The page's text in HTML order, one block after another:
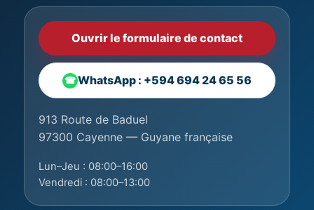
Ouvrir le formulaire de contact
☎WhatsApp : +594 694 24 65 56
913 Route de Baduel
97300 Cayenne — Guyane française
Lun–Jeu : 08:00–16:00
Vendredi : 08:00–13:00